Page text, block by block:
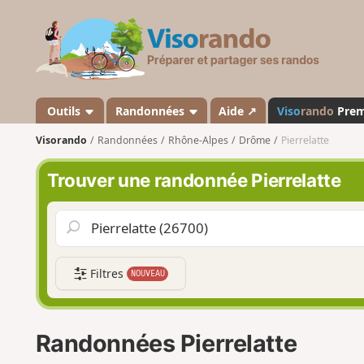
s
a
n
d
o
Outils Randonnées Aide ↗ Visorando
Visorando Randonnées Rhône-Alpes Drôme Pierrelatte
Trouver une randonnée Pierrelatte
Filtres NOUVEAU
Randonnées Pierrelatte